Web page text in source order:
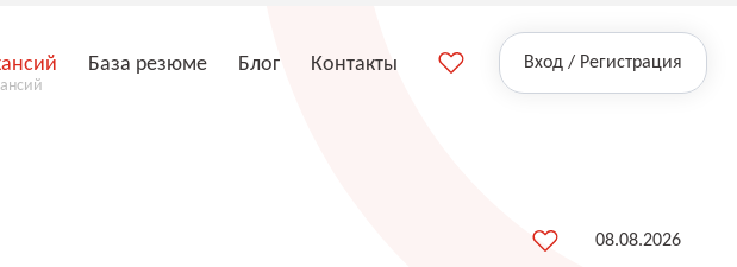
База резюме Блог Контакты Вход / Регистрация
08.08.2026